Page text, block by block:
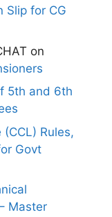
Slip for CG
on
5th and 6th
Rules,
Govt
Master